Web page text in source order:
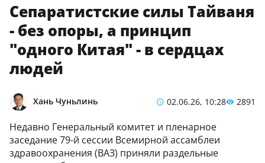
Сепаратистские силы Тайваня
- без опоры, а принцип
"одного Китая" - в сердцах
людей
Хань Чуньлинь 02.06.26, 10:28 2891
Недавно Генеральный комитет и пленарное
заседание 79-й сессии Всемирной ассамблеи
здравоохранения (ВАЗ) приняли раздельные